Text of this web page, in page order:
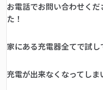
お電話でお問い合わせく
た！
家にある充電器全てで試し
充電が出来なくなってし